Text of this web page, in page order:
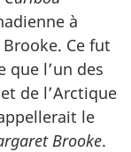
à
Ce fut
que l’un des
de l’Arctique
le
Brooke.